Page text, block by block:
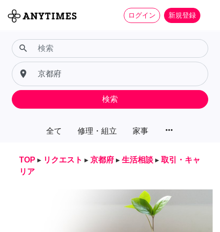
ログイン 新規登録
全て 修理・組立 家事 more_horiz
search
place
検索
TOP ▸ リクエスト ▸ 京都府 ▸ 生活相談 ▸ 取引・キャ
リア